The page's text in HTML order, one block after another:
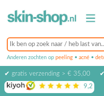
Anderen zochten op peeling • acné •
✔ gratis verzending > € 35,00
9,2 op